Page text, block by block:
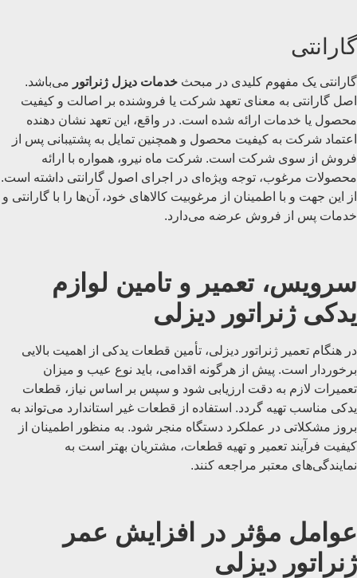
گارانتی
گارانتی یک مفهوم کلیدی در مبحث خدمات دیزل ژنراتور می‌باشد.
اصل گارانتی به معنای تعهد شرکت یا فروشنده بر اصالت و کیفیت
محصول یا خدمات ارائه شده است. در واقع، این تعهد نشان دهنده
اعتماد شرکت به کیفیت محصول و همچنین تمایل به پشتیبانی پس از
فروش از سوی شرکت است. شرکت ماه نیرو، همواره با ارائه
محصولات مرغوب، توجه ویژه‌ای در اجرای اصول گارانتی داشته است.
از این جهت و با اطمینان از مرغوبیت کالاهای خود، آن‌ها را با گارانتی و
خدمات پس از فروش عرضه می‌دارد.
سرویس، تعمیر و تامین لوازم
یدکی ژنراتور دیزلی
در هنگام تعمیر ژنراتور دیزلی، تأمین قطعات یدکی از اهمیت بالایی
برخوردار است. پیش از هرگونه اقدامی، باید نوع عیب و میزان
تعمیرات لازم به دقت ارزیابی شود و سپس بر اساس نیاز، قطعات
یدکی مناسب تهیه گردد. استفاده از قطعات غیر استاندارد می‌تواند به
بروز مشکلاتی در عملکرد دستگاه منجر شود. به منظور اطمینان از
کیفیت فرآیند تعمیر و تهیه قطعات، مشتریان بهتر است به
نمایندگی‌های معتبر مراجعه کنند.
عوامل مؤثر در افزایش عمر
ژنراتور دیزلی